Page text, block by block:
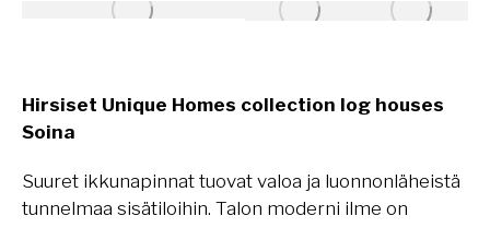
Hirsiset Unique Homes collection log houses
Soina
Suuret ikkunapinnat tuovat valoa ja luonnonläheistä
tunnelmaa sisätiloihin. Talon moderni ilme on